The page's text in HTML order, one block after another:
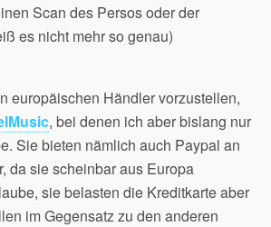
Scan des Persos oder der
es nicht mehr so genau)
europäischen Händler vorzustellen,
, bei denen ich aber bislang nur
Sie bieten nämlich auch Paypal an
da sie scheinbar aus Europa
sie belasten die Kreditkarte aber
im Gegensatz zu den anderen